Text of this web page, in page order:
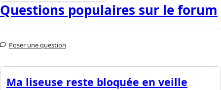
Questions populaires sur le forum
Poser une question
Ma liseuse reste bloquée en veille